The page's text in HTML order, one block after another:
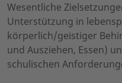
Wesentliche
Unterstützung in
körperlich/geistiger
und Ausziehen, Essen)
schulischen